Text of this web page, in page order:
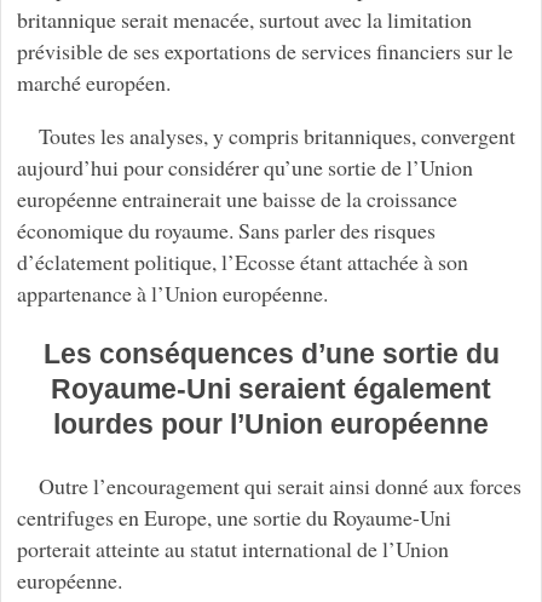
britannique serait menacée, surtout avec la limitation
prévisible de ses exportations de services financiers sur le
marché européen.
Toutes les analyses, y compris britanniques, convergent
aujourd’hui pour considérer qu’une sortie de l’Union
européenne entrainerait une baisse de la croissance
économique du royaume. Sans parler des risques
d’éclatement politique, l’Ecosse étant attachée à son
appartenance à l’Union européenne.
Les conséquences d’une sortie du
Royaume-Uni seraient également
lourdes pour l’Union européenne
Outre l’encouragement qui serait ainsi donné aux forces
centrifuges en Europe, une sortie du Royaume-Uni
porterait atteinte au statut international de l’Union
européenne.